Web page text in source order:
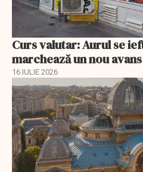
Curs valutar: Aurul se
marchează un nou
16 IULIE 2026